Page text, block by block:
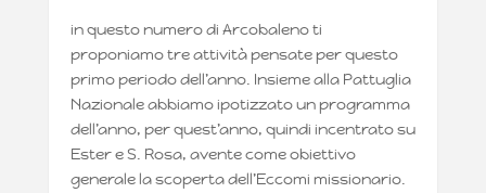
in questo numero di Arcobaleno ti
proponiamo tre attività pensate per questo
primo periodo dell’anno. Insieme alla Pattuglia
Nazionale abbiamo ipotizzato un programma
dell’anno, per quest’anno, quindi incentrato su
Ester e S. Rosa, avente come obiettivo
generale la scoperta dell’Eccomi missionario.